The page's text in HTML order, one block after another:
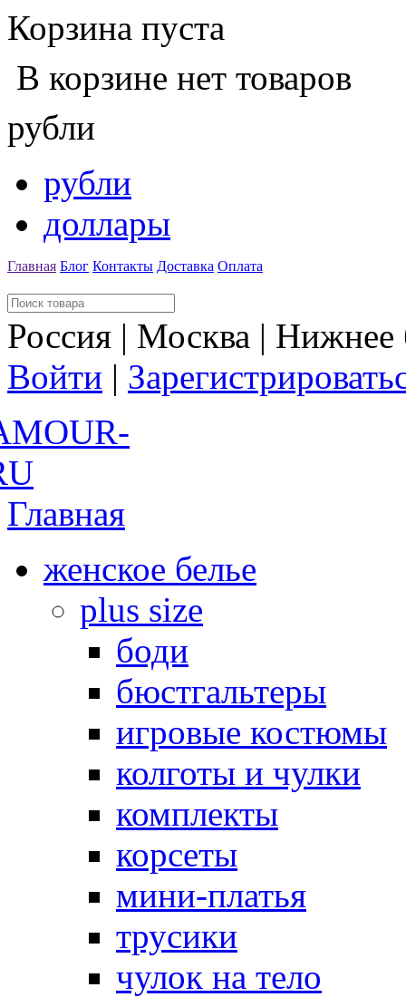
Корзина пуста
В корзине нет товаров
рубли
рубли
доллары
Главная Блог Контакты Доставка Оплата
Россия | Москва |
Войти |
Главная
женское белье
plus size
боди
бюстгальтеры
игровые костюмы
колготы и чулки
комплекты
корсеты
мини-платья
трусики
чулок на тело